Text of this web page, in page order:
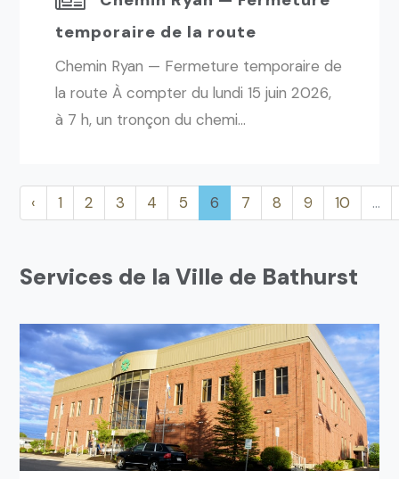
temporaire de la route
Chemin Ryan — Fermeture temporaire de
la route À compter du lundi 15 juin 2026,
à 7 h, un tronçon du chemi...
‹ 1 2 3 4 5 6 7 8 9 10 …
Services de la Ville de Bathurst